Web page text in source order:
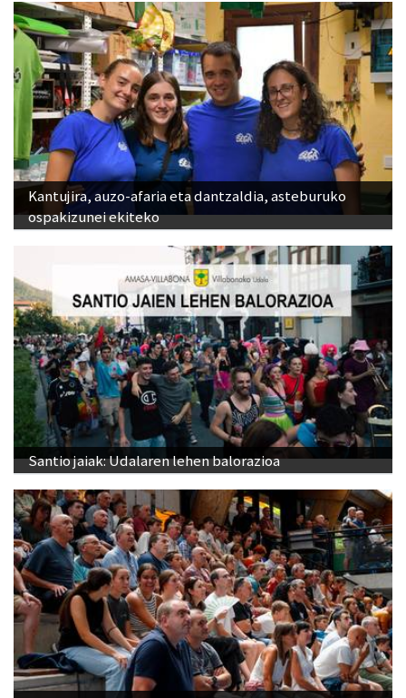
Kantujira, auzo-afaria eta dantzaldia, asteburuko
ospakizunei ekiteko
Santio jaiak: Udalaren lehen balorazioa